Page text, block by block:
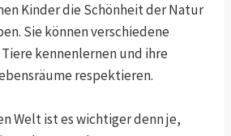
Kinder die Schönheit der Natur
Sie können verschiedene
kennenlernen und ihre
respektieren.
Welt ist es wichtiger denn je,